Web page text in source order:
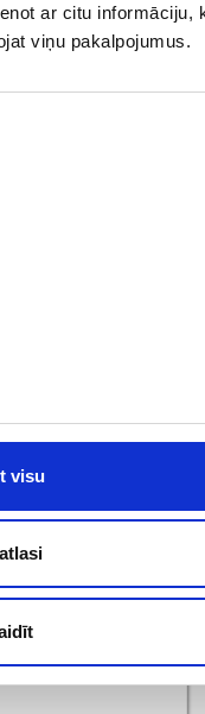
ar citu informāciju,
viņu pakalpojumus.
visu